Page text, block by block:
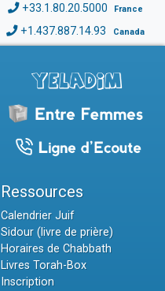
+33.1.80.20.5000 France
+1.437.887.14.93 Canada
Ressources
Calendrier Juif
Sidour (livre de prière)
Horaires de Chabbath
Livres Torah-Box
Inscription